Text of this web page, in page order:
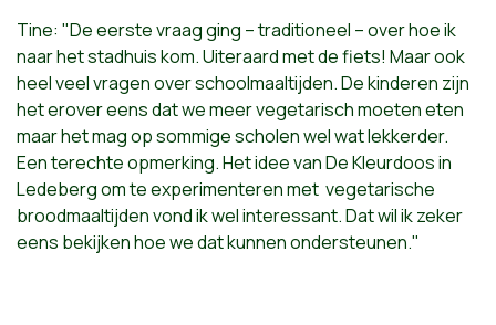
Tine: "De eerste vraag ging – traditioneel – over hoe ik
naar het stadhuis kom. Uiteraard met de fiets! Maar ook
heel veel vragen over schoolmaaltijden. De kinderen zijn
het erover eens dat we meer vegetarisch moeten eten
maar het mag op sommige scholen wel wat lekkerder.
Een terechte opmerking. Het idee van De Kleurdoos in
Ledeberg om te experimenteren met vegetarische
broodmaaltijden vond ik wel interessant. Dat wil ik zeker
eens bekijken hoe we dat kunnen ondersteunen."